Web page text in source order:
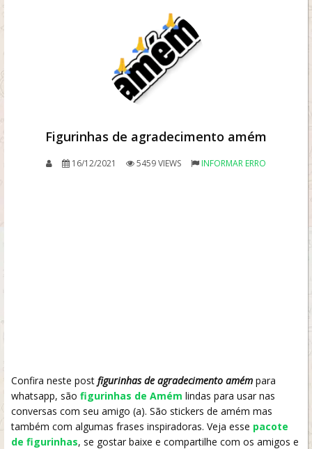
Figurinhas de agradecimento amém
16/12/2021 5459 VIEWS INFORMAR ERRO
Confira neste post figurinhas de agradecimento amém para
whatsapp, são figurinhas de Amém lindas para usar nas
conversas com seu amigo (a). São stickers de amém mas
também com algumas frases inspiradoras. Veja esse pacote
de figurinhas, se gostar baixe e compartilhe com os amigos e